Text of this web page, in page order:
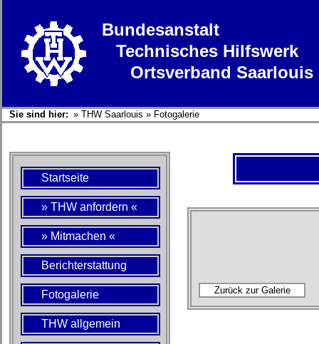
Bundesanstalt
Technisches Hilfswerk
Ortsverband Saarlouis
Sie sind hier: » THW Saarlouis » Fotogalerie
Startseite
» THW anfordern «
» Mitmachen «
Berichterstattung
Fotogalerie
THW allgemein